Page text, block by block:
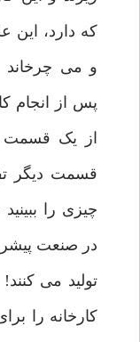
که دارد، این
و می چرخاند
پس از انجام
از یک قسمت
قسمت دیگر
چیزی را
در صنعت
تولید می
کارخانه را